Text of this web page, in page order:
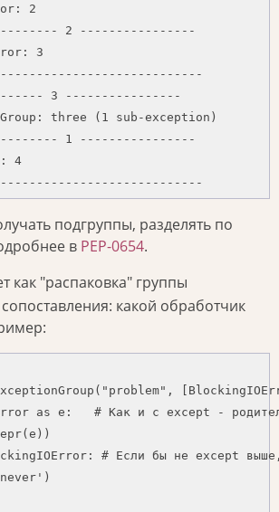
2
2 ----------------
3
3 ----------------
three (1 sub-exception)
1 ----------------
4
подгруппы, разделять по
в PEP-0654.
как "распаковка" группы
какой обработчик
as e:   # Как и с except -
# Если бы не except выше,